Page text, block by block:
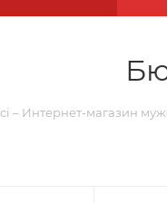
– Интернет-магазин